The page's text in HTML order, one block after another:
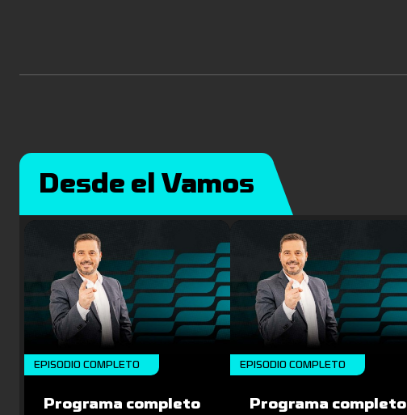
Desde el Vamos
EPISODIO COMPLETO
Programa completo
EPISODIO COMPLETO
Programa completo